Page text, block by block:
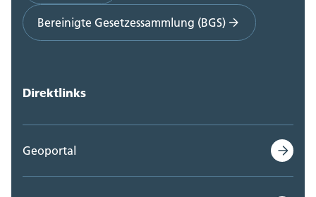
Bereinigte Gesetzessammlung (BGS)
Direktlinks
Geoportal